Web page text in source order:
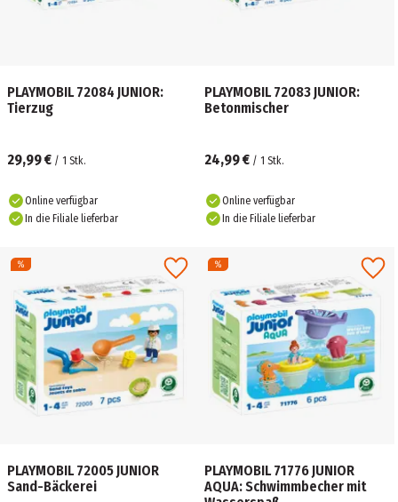
PLAYMOBIL 72084 JUNIOR:
Tierzug
29,99 € / 1 Stk.
Online verfügbar
In die Filiale lieferbar
PLAYMOBIL 72083 JUNIOR:
Betonmischer
24,99 € / 1 Stk.
Online verfügbar
In die Filiale lieferbar
PLAYMOBIL 72005 JUNIOR
Sand-Bäckerei
PLAYMOBIL 71776 JUNIOR
AQUA: Schwimmbecher mit